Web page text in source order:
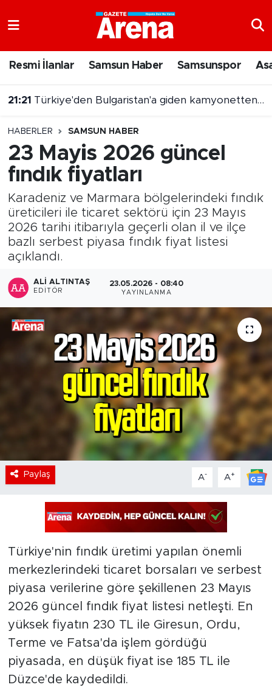
Resmi İlanlar Samsun Haber Samsunspor
21:21 Türkiye'den Bulgaristan'a giden kamyonetten 5 kilo altın çıktı
21:03 7 Ağustos 2026 On Numara sonuçları açıklandı
HABERLER SAMSUN HABER
23 Mayis 2026 güncel
fındık fiyatları
Karadeniz ve Marmara bölgelerindeki fındık
üreticileri ile ticaret sektörü için 23 Mayıs
2026 tarihi itibarıyla geçerli olan il ve ilçe
bazlı serbest piyasa fındık fiyat listesi
açıklandı.
ALI ALTINTAŞ
EDITÖR
23.05.2026 - 08:40
YAYINLANMA
Paylaş A- A+
Türkiye'nin fındık üretimi yapılan önemli
merkezlerindeki ticaret borsaları ve serbest
piyasa verilerine göre şekillenen 23 Mayıs
2026 güncel fındık fiyat listesi netleşti. En
yüksek fiyatın 230 TL ile Giresun, Ordu,
Terme ve Fatsa'da işlem gördüğü
piyasada, en düşük fiyat ise 185 TL ile
Düzce'de kaydedildi.
Samsun Namaz Vakitleri
Süper Lig Puan Durumu ve Fikstür
Tüm Manşetler
Son Dakika Haberleri
Haber Arşivi